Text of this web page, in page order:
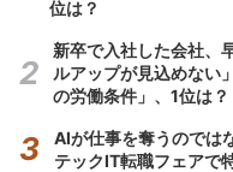
位は？
新卒で入社した会社
ルアップが見込めない
の労働条件」、1位は？
AIが仕事を奪うので
テックIT転職フェアで